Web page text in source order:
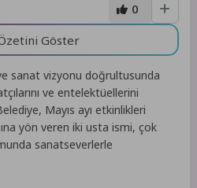
0
Göster
sanat vizyonu doğrultusunda
ve entelektüellerini
Mayıs ayı etkinlikleri
yön veren iki usta ismi, çok
sanatseverlerle